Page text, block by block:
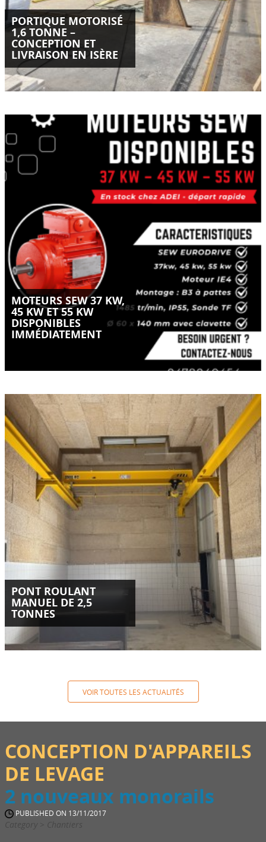
PORTIQUE MOTORISÉ
1,6 TONNE –
CONCEPTION ET
LIVRAISON EN ISÈRE
LIRE LA SUITE
MOTEURS SEW 37 KW,
45 KW ET 55 KW
DISPONIBLES
IMMÉDIATEMENT
Moteurs SEW Eurodrive IE4 disponibles en stock chez ADEI-
Puissances 37 kW, 45 kW et 55 kW – départ rapide.
LIRE LA SUITE
PONT ROULANT
MANUEL DE 2,5
TONNES
Quand le manuel reste la meilleure solution
LIRE LA SUITE
VOIR TOUTES LES ACTUALITÉS
CONCEPTION D'APPAREILS
DE LEVAGE
2 nouveaux monorails
PUBLISHED ON 13/11/2017
Category > Chantiers